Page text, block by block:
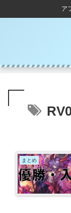
ア
まとめ